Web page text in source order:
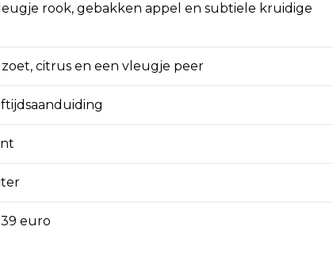
rook, gebakken appel en subtiele kruidige
citrus en een vleugje peer
euro